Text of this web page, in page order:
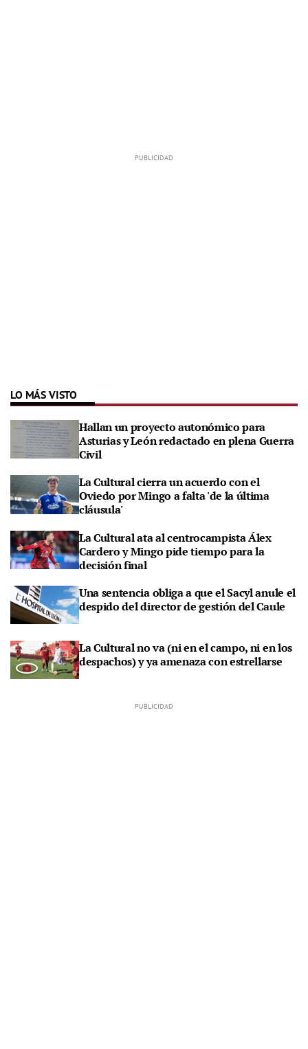
LO MÁS VISTO
Hallan un proyecto autonómico para
Asturias y León redactado en plena Guerra
Civil
La Cultural cierra un acuerdo con el
Oviedo por Mingo a falta 'de la última
cláusula'
La Cultural ata al centrocampista Álex
Cardero y Mingo pide tiempo para la
decisión final
Una sentencia obliga a que el Sacyl anule el
despido del director de gestión del Caule
La Cultural no va (ni en el campo, ni en los
despachos) y ya amenaza con estrellarse